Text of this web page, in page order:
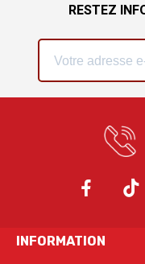
RESTEZ
INFORMATION